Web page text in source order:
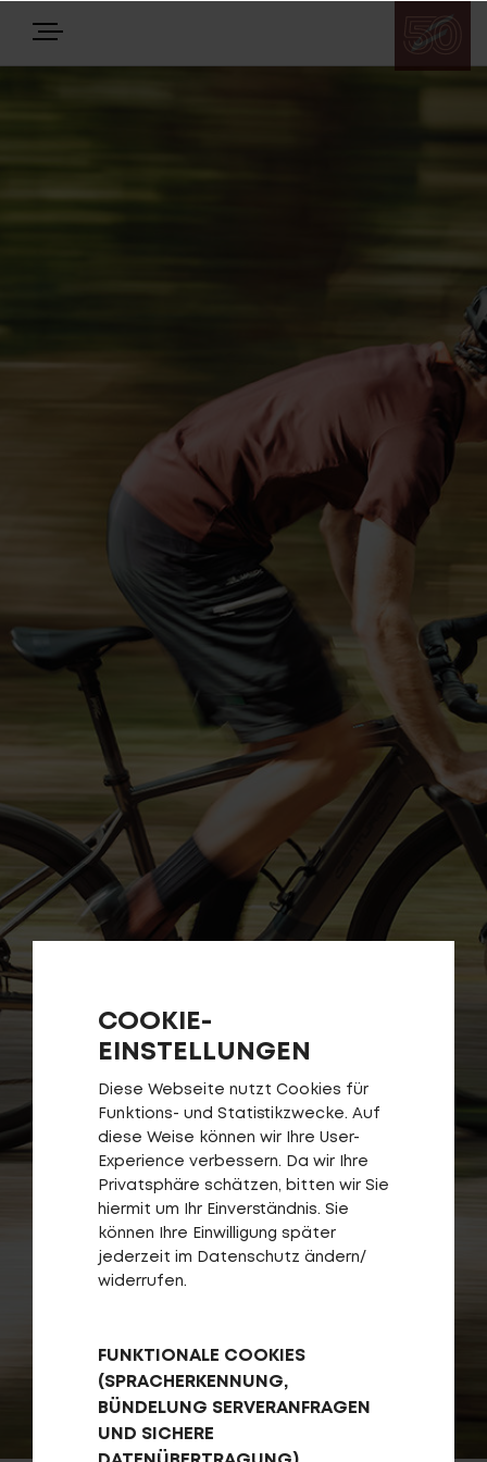
Über uns
Stories
Partner
Finde dein Bike
Jetzt zu unserem Newsletter anmelden
Karriere bei CENTURION
Händlersuche
Fragen - Antworten / FAQ
Finde die richtige Rahmengröße
COOKIE-
EINSTELLUNGEN
Diese Webseite nutzt Cookies für
Funktions- und Statistikzwecke. Auf
diese Weise können wir Ihre User-
Experience verbessern. Da wir Ihre
Privatsphäre schätzen, bitten wir Sie
hiermit um Ihr Einverständnis. Sie
können Ihre Einwilligung später
jederzeit im Datenschutz ändern/
widerrufen.
FUNKTIONALE COOKIES
(SPRACHERKENNUNG,
BÜNDELUNG SERVERANFRAGEN
UND SICHERE